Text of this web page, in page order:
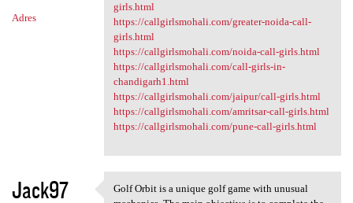
Adres
girls.html
https://callgirlsmohali.com/greater-noida-call-
girls.html
https://callgirlsmohali.com/noida-call-girls.html
https://callgirlsmohali.com/call-girls-in-
chandigarh1.html
https://callgirlsmohali.com/jaipur/call-girls.html
https://callgirlsmohali.com/amritsar-call-girls.html
https://callgirlsmohali.com/pune-call-girls.html
Jack97
Golf Orbit is a unique golf game with unusual